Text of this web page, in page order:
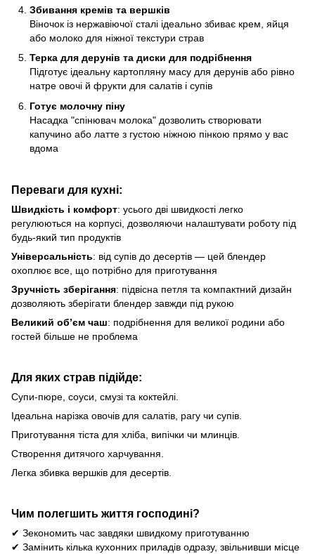
Збивання кремів та вершків
Віночок із нержавіючої сталі ідеально збиває крем, яйця
або молоко для ніжної текстури страв
Терка для дерунів та диски для подрібнення
Підготує ідеальну картопляну масу для дерунів або рівно
натре овочі й фрукти для салатів і супів
Готує молочну піну
Насадка "спінювач молока" дозволить створювати
капучино або латте з густою ніжною пінкою прямо у вас
вдома
Переваги для кухні:
Швидкість і комфорт: усього дві швидкості легко
регулюються на корпусі, дозволяючи налаштувати роботу під
будь-який тип продуктів
Універсальність: від супів до десертів — цей блендер
охоплює все, що потрібно для приготування
Зручність зберігання: підвісна петля та компактний дизайн
дозволяють зберігати блендер завжди під рукою
Великий об’єм чаш: подрібнення для великої родини або
гостей більше не проблема
Для яких страв підійде:
Супи-пюре, соуси, смузі та коктейлі.
Ідеальна нарізка овочів для салатів, рагу чи супів.
Приготування тіста для хліба, випічки чи млинців.
Створення дитячого харчування.
Легка збивка вершків для десертів.
Чим полегшить життя господині?
✔ Зекономить час завдяки швидкому приготуванню
✔ Замінить кілька кухонних приладів одразу, звільнивши місце